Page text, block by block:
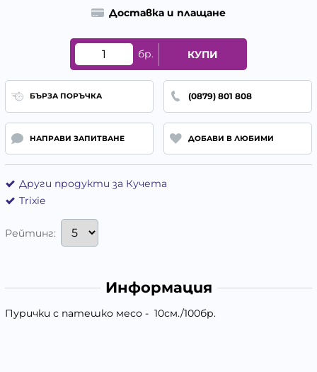
Доставка и плащане
бр. КУПИ
БЪРЗА ПОРЪЧКА (0879) 801 808
НАПРАВИ ЗАПИТВАНЕ ДОБАВИ В ЛЮБИМИ
Други продукти за Кучета
Trixie
Рейтинг:
Информация
Пурички с патешко месо - 10см./100бр.